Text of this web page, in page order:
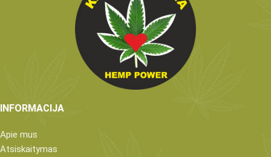
INFORMACIJA
Apie mus
Atsiskaitymas